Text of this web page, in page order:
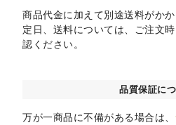
商品代金に加えて別途送料がか
定日、送料については、ご注文
認ください。
品質保証に
万が一商品に不備がある場合は、